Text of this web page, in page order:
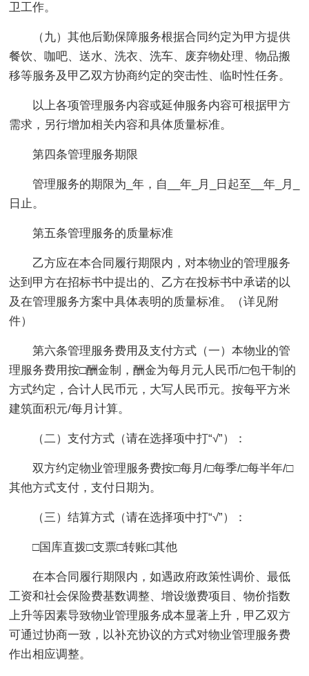
卫工作。
（九）其他后勤保障服务根据合同约定为甲方提供
餐饮、咖吧、送水、洗衣、洗车、废弃物处理、物品搬
移等服务及甲乙双方协商约定的突击性、临时性任务。
以上各项管理服务内容或延伸服务内容可根据甲方
需求，另行增加相关内容和具体质量标准。
第四条管理服务期限
管理服务的期限为_年，自__年_月_日起至__年_月_
日止。
第五条管理服务的质量标准
乙方应在本合同履行期限内，对本物业的管理服务
达到甲方在招标书中提出的、乙方在投标书中承诺的以
及在管理服务方案中具体表明的质量标准。（详见附
件）
第六条管理服务费用及支付方式（一）本物业的管
理服务费用按□酬金制，酬金为每月元人民币/□包干制的
方式约定，合计人民币元，大写人民币元。按每平方米
建筑面积元/每月计算。
（二）支付方式（请在选择项中打“√”）：
双方约定物业管理服务费按□每月/□每季/□每半年/□
其他方式支付，支付日期为。
（三）结算方式（请在选择项中打“√”）：
□国库直拨□支票□转账□其他
在本合同履行期限内，如遇政府政策性调价、最低
工资和社会保险费基数调整、增设缴费项目、物价指数
上升等因素导致物业管理服务成本显著上升，甲乙双方
可通过协商一致，以补充协议的方式对物业管理服务费
作出相应调整。